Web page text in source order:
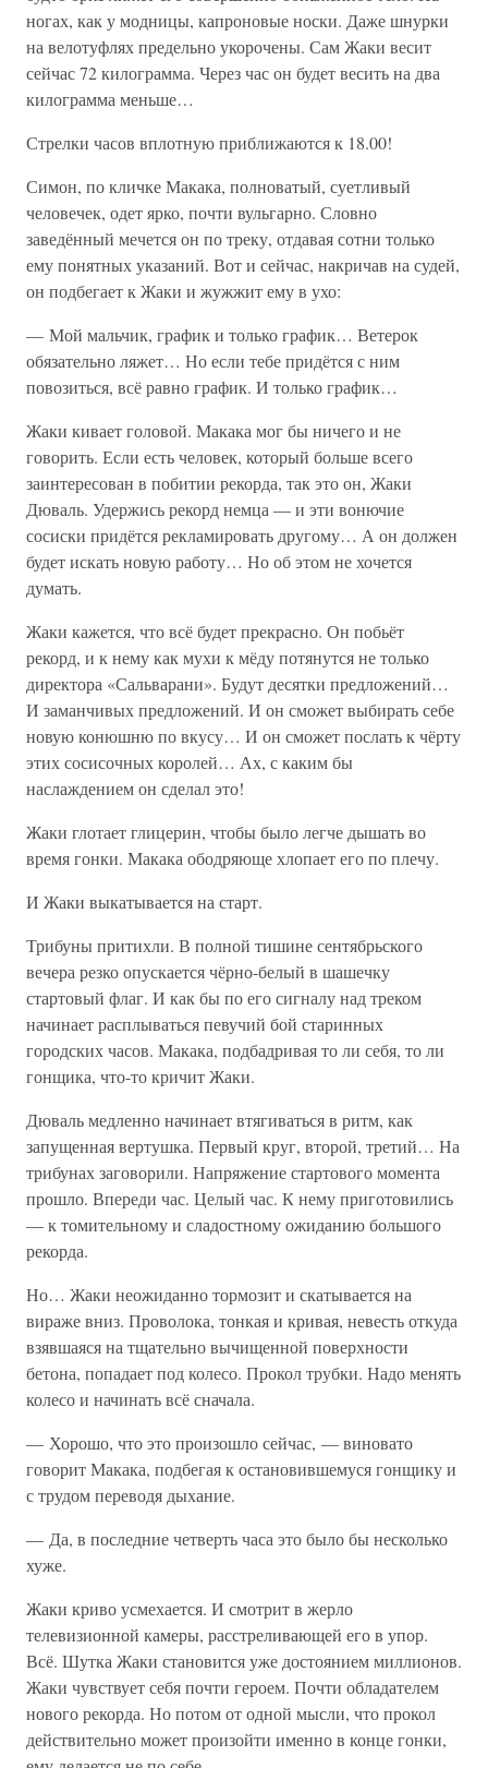
ногах, как у модницы, капроновые носки. Даже шнурки
на велотуфлях предельно укорочены. Сам Жаки весит
сейчас 72 килограмма. Через час он будет весить на два
килограмма меньше…
Стрелки часов вплотную приближаются к 18.00!
Симон, по кличке Макака, полноватый, суетливый
человечек, одет ярко, почти вульгарно. Словно
заведённый мечется он по треку, отдавая сотни только
ему понятных указаний. Вот и сейчас, накричав на судей,
он подбегает к Жаки и жужжит ему в ухо:
— Мой мальчик, график и только график… Ветерок
обязательно ляжет… Но если тебе придётся с ним
повозиться, всё равно график. И только график…
Жаки кивает головой. Макака мог бы ничего и не
говорить. Если есть человек, который больше всего
заинтересован в побитии рекорда, так это он, Жаки
Дюваль. Удержись рекорд немца — и эти вонючие
сосиски придётся рекламировать другому… А он должен
будет искать новую работу… Но об этом не хочется
думать.
Жаки кажется, что всё будет прекрасно. Он побьёт
рекорд, и к нему как мухи к мёду потянутся не только
директора «Сальварани». Будут десятки предложений…
И заманчивых предложений. И он сможет выбирать себе
новую конюшню по вкусу… И он сможет послать к чёрту
этих сосисочных королей… Ах, с каким бы
наслаждением он сделал это!
Жаки глотает глицерин, чтобы было легче дышать во
время гонки. Макака ободряюще хлопает его по плечу.
И Жаки выкатывается на старт.
Трибуны притихли. В полной тишине сентябрьского
вечера резко опускается чёрно-белый в шашечку
стартовый флаг. И как бы по его сигналу над треком
начинает расплываться певучий бой старинных
городских часов. Макака, подбадривая то ли себя, то ли
гонщика, что-то кричит Жаки.
Дюваль медленно начинает втягиваться в ритм, как
запущенная вертушка. Первый круг, второй, третий… На
трибунах заговорили. Напряжение стартового момента
прошло. Впереди час. Целый час. К нему приготовились
— к томительному и сладостному ожиданию большого
рекорда.
Но… Жаки неожиданно тормозит и скатывается на
вираже вниз. Проволока, тонкая и кривая, невесть откуда
взявшаяся на тщательно вычищенной поверхности
бетона, попадает под колесо. Прокол трубки. Надо менять
колесо и начинать всё сначала.
— Хорошо, что это произошло сейчас, — виновато
говорит Макака, подбегая к остановившемуся гонщику и
с трудом переводя дыхание.
— Да, в последние четверть часа это было бы несколько
хуже.
Жаки криво усмехается. И смотрит в жерло
телевизионной камеры, расстреливающей его в упор.
Всё. Шутка Жаки становится уже достоянием миллионов.
Жаки чувствует себя почти героем. Почти обладателем
нового рекорда. Но потом от одной мысли, что прокол
действительно может произойти именно в конце гонки,